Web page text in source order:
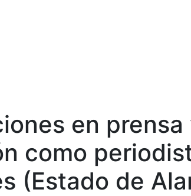
en
como
(Estado de